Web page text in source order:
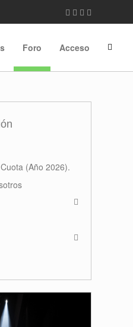
Foro Acceso
(Año 2026).